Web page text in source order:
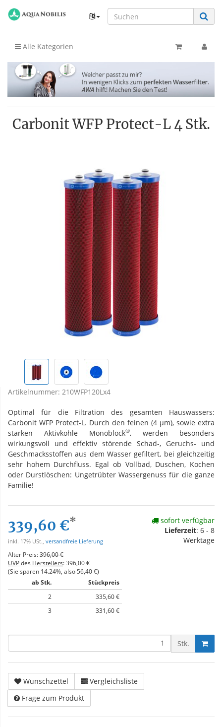
Alle Kategorien
Carbonit WFP Protect-L 4 Stk.
Artikelnummer: 210WFP120Lx4
Optimal für die Filtration des gesamten Hauswassers:
Carbonit WFP Protect-L. Durch den feinen (4 µm), sowie extra
starken Aktivkohle Monoblock®, werden besonders
wirkungsvoll und effektiv störende Schad-, Geruchs- und
Geschmacksstoffen aus dem Wasser gefiltert, bei gleichzeitig
sehr hohem Durchfluss. Egal ob Vollbad, Duschen, Kochen
oder Durstlöschen: Ungetrübter Wassergenuss für die ganze
Familie!
339,60 €*
inkl. 17% USt., versandfreie Lieferung
Alter Preis:396,00 €
UVP des Herstellers:396,00 €
(Sie sparen 14.24% , also 56,40 €)
ab Stk.
Stückpreis
2
335,60 €
3
331,60 €
sofort verfügbar
Lieferzeit: 6 - 8
Werktage
Stk.
Wunschzettel
Vergleichsliste
Frage zum Produkt